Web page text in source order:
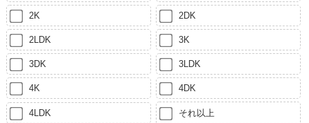
2K 2DK
2LDK 3K
3DK 3LDK
4K 4DK
4LDK それ以上